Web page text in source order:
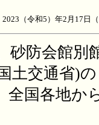
（令和5）年2月17日
砂防会館
土交通省)
全国各地か